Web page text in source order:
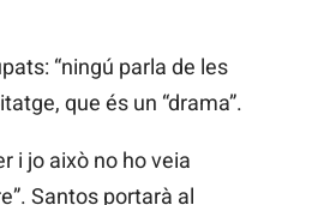
“ningú parla de les
que és un “drama”.
i jo això no ho veia
Santos portarà al